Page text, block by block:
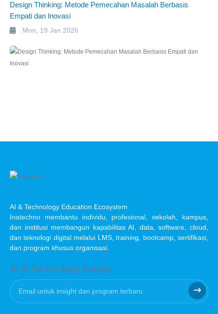
Design Thinking: Metode Pemecahan Masalah Berbasis
Empati dan Inovasi
Mon, 19 Jan 2026
AI & Technology Education Ecosystem
Inatechno membantu individu, profesional, sekolah, kampus,
dan institusi membangun kapabilitas AI, data, software, cloud,
dan teknologi digital melalui LMS, training, bootcamp, sertifikasi,
dan program khusus organisasi.
AI & Technology Insight